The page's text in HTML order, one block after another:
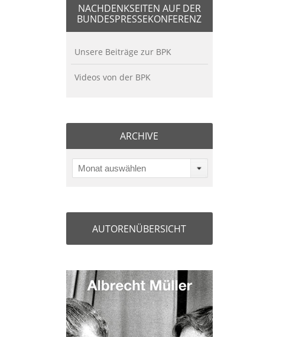
NACHDENKSEITEN AUF DER
BUNDESPRESSEKONFERENZ
Unsere Beiträge zur BPK
Videos von der BPK
ARCHIVE
Monat auswählen
AUTORENÜBERSICHT